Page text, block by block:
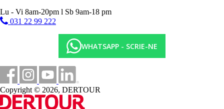
Lu - Vi 8am-20pm l Sb 9am-18 pm
031 22 99 222
WHATSAPP - SCRIE-NE
Copyright © 2026, DERTOUR